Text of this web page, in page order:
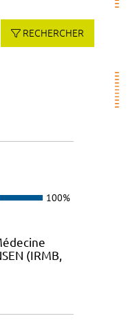
RECHERCHER
100%
(IRMB,